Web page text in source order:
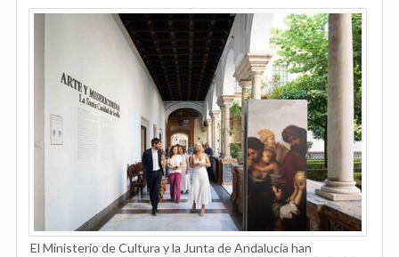
El Ministerio de Cultura y la Junta de Andalucía han